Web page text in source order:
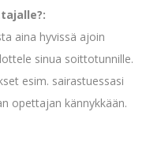
aina hyvissä ajoin
sinua soittotunnille.
esim. sairastuessasi
opettajan kännykkään.